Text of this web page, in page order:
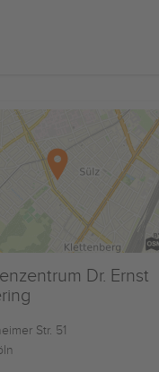
Dr. Ernst
Str. 51